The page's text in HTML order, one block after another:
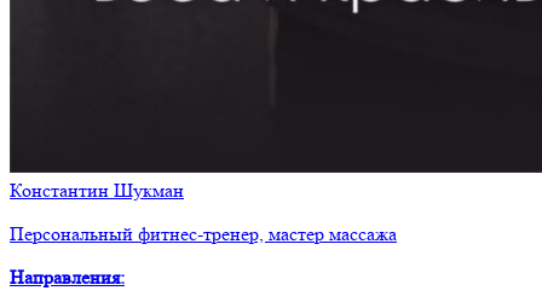
Константин Шукман
Персональный фитнес-тренер, мастер массажа
Направления: